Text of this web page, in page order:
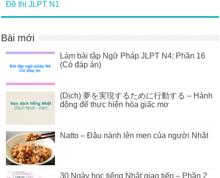
Đề thi JLPT N1
Bài mới
Làm bài tập Ngữ Pháp JLPT N4: Phần 16
(Có đáp án)
(Dịch) 夢を実現するために行動する – Hành
động để thực hiện hóa giấc mơ
Natto – Đậu nành lên men của người Nhật
30 Ngày học tiếng Nhật giao tiếp – Phần 2